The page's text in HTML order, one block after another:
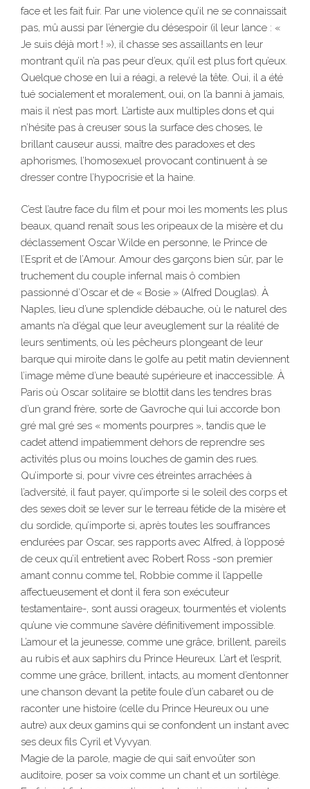
face et les fait fuir. Par une violence qu’il ne se connaissait
pas, mû aussi par l’énergie du désespoir (il leur lance : «
Je suis déjà mort ! »), il chasse ses assaillants en leur
montrant qu’il n’a pas peur d’eux, qu’il est plus fort qu’eux.
Quelque chose en lui a réagi, a relevé la tête. Oui, il a été
tué socialement et moralement, oui, on l’a banni à jamais,
mais il n’est pas mort. L’artiste aux multiples dons et qui
n’hésite pas à creuser sous la surface des choses, le
brillant causeur aussi, maître des paradoxes et des
aphorismes, l’homosexuel provocant continuent à se
dresser contre l’hypocrisie et la haine.
C’est l’autre face du film et pour moi les moments les plus
beaux, quand renaît sous les oripeaux de la misère et du
déclassement Oscar Wilde en personne, le Prince de
l’Esprit et de l’Amour. Amour des garçons bien sûr, par le
truchement du couple infernal mais ô combien
passionné d’Oscar et de « Bosie » (Alfred Douglas). À
Naples, lieu d’une splendide débauche, où le naturel des
amants n’a d’égal que leur aveuglement sur la réalité de
leurs sentiments, où les pêcheurs plongeant de leur
barque qui miroite dans le golfe au petit matin deviennent
l’image même d’une beauté supérieure et inaccessible. À
Paris où Oscar solitaire se blottit dans les tendres bras
d’un grand frère, sorte de Gavroche qui lui accorde bon
gré mal gré ses « moments pourpres », tandis que le
cadet attend impatiemment dehors de reprendre ses
activités plus ou moins louches de gamin des rues.
Qu’importe si, pour vivre ces étreintes arrachées à
l’adversité, il faut payer, qu’importe si le soleil des corps et
des sexes doit se lever sur le terreau fétide de la misère et
du sordide, qu’importe si, après toutes les souffrances
endurées par Oscar, ses rapports avec Alfred, à l’opposé
de ceux qu’il entretient avec Robert Ross -son premier
amant connu comme tel, Robbie comme il l’appelle
affectueusement et dont il fera son exécuteur
testamentaire-, sont aussi orageux, tourmentés et violents
qu’une vie commune s’avère définitivement impossible.
L’amour et la jeunesse, comme une grâce, brillent, pareils
au rubis et aux saphirs du Prince Heureux. L’art et l’esprit,
comme une grâce, brillent, intacts, au moment d’entonner
une chanson devant la petite foule d’un cabaret ou de
raconter une histoire (celle du Prince Heureux ou une
autre) aux deux gamins qui se confondent un instant avec
ses deux fils Cyril et Vyvyan.
Magie de la parole, magie de qui sait envoûter son
auditoire, poser sa voix comme un chant et un sortilège.